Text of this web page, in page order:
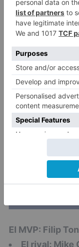
de Ruiz de
El MVP: Filip
Capaz de jugar
de cara. 10
valoración.
colectivo.
El MVP: Filip
El rival: Mike